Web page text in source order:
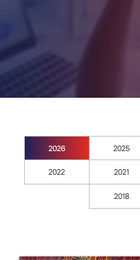
2026 2025
2022 2021
2018